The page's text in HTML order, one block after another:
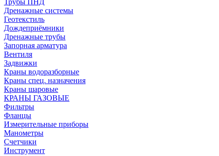
Трубы ПНД
Дренажные системы
Геотекстиль
Дождеприёмники
Дренажные трубы
Запорная арматура
Вентиля
Задвижки
Краны водоразборные
Краны спец. назначения
Краны шаровые
КРАНЫ ГАЗОВЫЕ
Фильтры
Фланцы
Измерительные приборы
Манометры
Счетчики
Инструмент